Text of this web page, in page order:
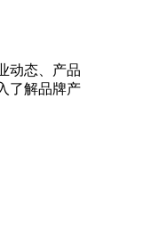
动态、产品
了解品牌产